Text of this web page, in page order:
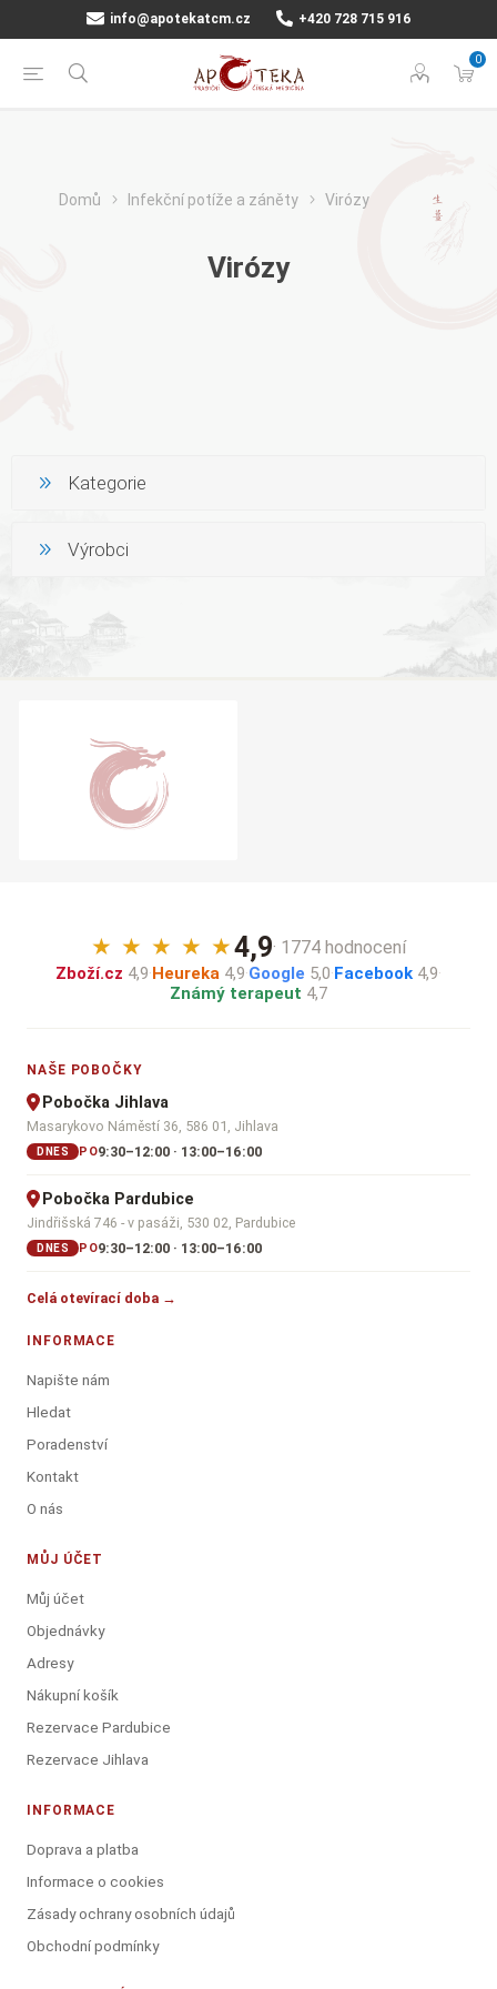
info@apotekatcm.cz +420 728 715 916
0
Domů Infekční potíže a záněty Virózy
Virózy
Kategorie
Výrobci
★ ★ ★ ★ ★4,9· 1774 hodnocení
Zboží.cz 4,9·Heureka 4,9·Google 5,0·Facebook 4,9·
Známý terapeut 4,7
NAŠE POBOČKY
Pobočka Jihlava
Masarykovo Náměstí 36, 586 01, Jihlava
DNES PO9:30–12:00 · 13:00–16:00
Pobočka Pardubice
Jindřišská 746 - v pasáži, 530 02, Pardubice
DNES PO9:30–12:00 · 13:00–16:00
Celá otevírací doba →
INFORMACE
Napište nám
Hledat
Poradenství
Kontakt
O nás
MŮJ ÚČET
Můj účet
Objednávky
Adresy
Nákupní košík
Rezervace Pardubice
Rezervace Jihlava
INFORMACE
Doprava a platba
Informace o cookies
Zásady ochrany osobních údajů
Obchodní podmínky